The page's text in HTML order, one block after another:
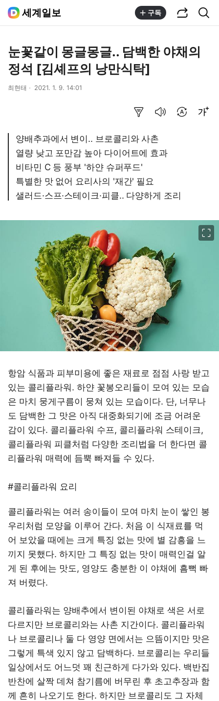
세계일보 구독
눈꽃같이 몽글몽글.. 담백한 야채의
정석 [김셰프의 낭만식탁]
최현태 2021. 1. 9. 14:01
양배추과에서 변이.. 브로콜리와 사촌
열량 낮고 포만감 높아 다이어트에 효과
비타민 C 등 풍부 '하얀 슈퍼푸드'
특별한 맛 없어 요리사의 '재간' 필요
샐러드·스프·스테이크·피클.. 다양하게 조리
항암 식품과 피부미용에 좋은 재료로 점점 사랑 받고
있는 콜리플라워. 하얀 꽃봉오리들이 모여 있는 모습
은 마치 뭉게구름이 뭉쳐 있는 모습이다. 단, 너무나
도 담백한 그 맛은 아직 대중화되기에 조금 어려운
감이 있다. 콜리플라워 수프, 콜리플라워 스테이크,
콜리플라워 피클처럼 다양한 조리법을 더 한다면 콜
리플라워 매력에 듬뿍 빠져들 수 있다.
#콜리플라워 요리
콜리플라워는 여러 송이들이 모여 마치 눈이 쌓인 봉
우리처럼 모양을 이루어 간다. 처음 이 식재료를 먹
어 보았을 때에는 크게 특징 없는 맛에 별 감흥을 느
끼지 못했다. 하지만 그 특징 없는 맛이 매력인걸 알
게 된 후에는 맛도, 영양도 충분한 이 야채에 흠뻑 빠
져 버렸다.
콜리플라워는 양배추에서 변이된 야채로 색은 서로
다르지만 브로콜리와는 사촌 지간이다. 콜리플라워
나 브로콜리나 둘 다 영양 면에서는 으뜸이지만 맛은
그렇게 특색 있지 않고 담백하다. 브로콜리는 우리들
일상에서도 어느덧 꽤 친근하게 다가와 있다. 백반집
반찬에 살짝 데쳐 참기름에 버무린 후 초고추장과 함
께 흔히 나오기도 한다. 하지만 브로콜리도 그 자체